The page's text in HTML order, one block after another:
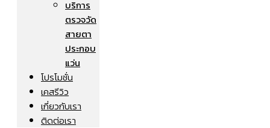
บริการ
ตรวจวัด
สายตา
ประกอบ
แว่น
โปรโมชั่น
เคสรีวิว
เกี่ยวกับเรา
ติดต่อเรา